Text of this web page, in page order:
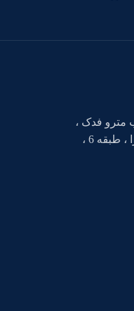
مترو فدک ،
مجتمع تجاری اداری پالمیرا ، طبقه 6 ،